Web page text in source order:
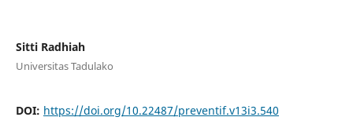
Sitti Radhiah
Universitas Tadulako
DOI: https://doi.org/10.22487/preventif.v13i3.540